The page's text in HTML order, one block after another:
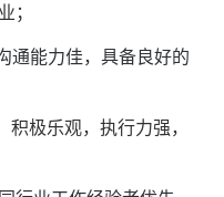
；
通能力佳，具备良好的
极乐观，执行力强，